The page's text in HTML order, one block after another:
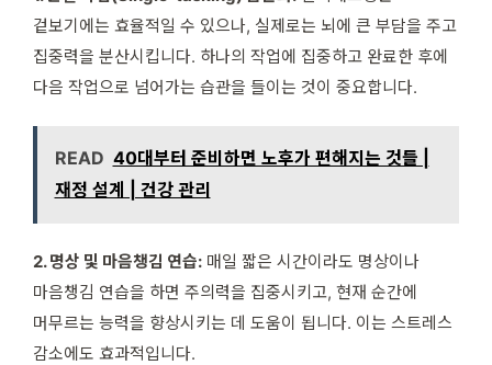
겉보기에는 효율적일 수 있으나, 실제로는 뇌에 큰 부담을 주고
집중력을 분산시킵니다. 하나의 작업에 집중하고 완료한 후에
다음 작업으로 넘어가는 습관을 들이는 것이 중요합니다.
READ 40대부터 준비하면 노후가 편해지는 것들 |
재정 설계 | 건강 관리
2. 명상 및 마음챙김 연습: 매일 짧은 시간이라도 명상이나
마음챙김 연습을 하면 주의력을 집중시키고, 현재 순간에
머무르는 능력을 향상시키는 데 도움이 됩니다. 이는 스트레스
감소에도 효과적입니다.